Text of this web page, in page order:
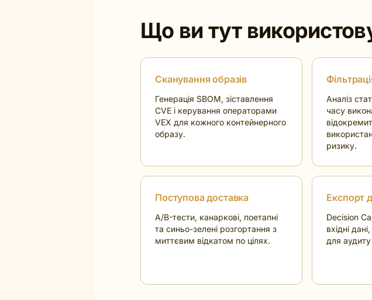
Що ви тут
Сканування образів
Генерація SBOM, зіставлення
CVE і керування операторами
VEX для кожного контейнерного
образу.
Аналіз
часу
ризику.
Поступова доставка
A/B-тести, канаркові, поетапні
та синьо-зелені розгортання з
миттєвим відкатом по цілях.
Експорт
Decision
вхідні
для аудиту